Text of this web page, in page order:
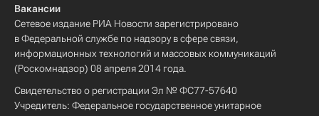
Вакансии
Сетевое издание РИА Новости зарегистрировано
в Федеральной службе по надзору в сфере связи,
информационных технологий и массовых коммуникаций
(Роскомнадзор) 08 апреля 2014 года.
Свидетельство о регистрации Эл № ФС77-57640
Учредитель: Федеральное государственное унитарное